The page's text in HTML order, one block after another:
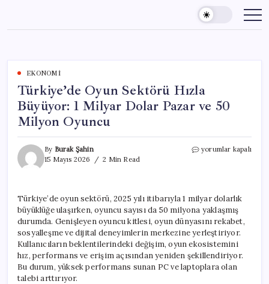
content
EKONOMI
Türkiye’de Oyun Sektörü Hızla
Büyüyor: 1 Milyar Dolar Pazar ve 50
Milyon Oyuncu
By Burak Şahin
15 Mayıs 2026
2 Min Read
Türkiye’de
1
Milyar
Dolar
Pazar
ve
50
Milyon
Oyuncu
yorumlar kapalı
Türkiye’de oyun sektörü, 2025 yılı itibarıyla 1 milyar dolarlık
büyüklüğe ulaşırken, oyuncu sayısı da 50 milyona yaklaşmış
durumda. Genişleyen oyuncu kitlesi, oyun dünyasını rekabet,
sosyalleşme ve dijital deneyimlerin merkezine yerleştiriyor.
Kullanıcıların beklentilerindeki değişim, oyun ekosistemini
hız, performans ve erişim açısından yeniden şekillendiriyor.
Bu durum, yüksek performans sunan PC ve laptoplara olan
talebi arttırıyor.